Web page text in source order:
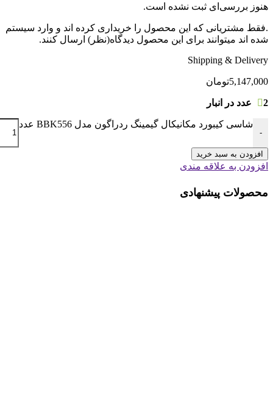
هنوز بررسی‌ای ثبت نشده است.
.فقط مشتریانی که این محصول را خریداری کرده اند و وارد سیستم
شده اند میتوانند برای این محصول دیدگاه(نظر) ارسال کنند.
Shipping & Delivery
5,147,000تومان
2 عدد در انبار
-
شاسی کیبورد مکانیکال گیمینگ ردراگون مدل BBK556 عدد
افزودن به سبد خرید
افزودن به علاقه مندی
محصولات پیشنهادی